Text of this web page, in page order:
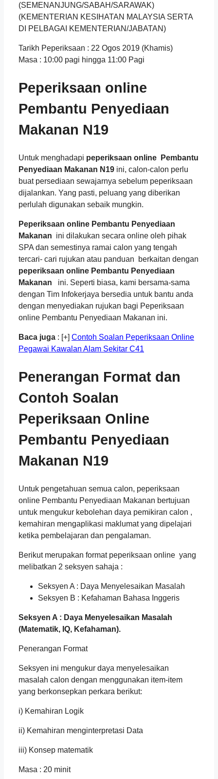
(SEMENANJUNG/SABAH/SARAWAK)
(KEMENTERIAN KESIHATAN MALAYSIA SERTA
DI PELBAGAI KEMENTERIAN/JABATAN)
Tarikh Peperiksaan : 22 Ogos 2019 (Khamis)
Masa : 10:00 pagi hingga 11:00 Pagi
Peperiksaan online
Pembantu Penyediaan
Makanan N19
Untuk menghadapi peperiksaan online Pembantu
Penyediaan Makanan N19 ini, calon-calon perlu
buat persediaan sewajarnya sebelum peperiksaan
dijalankan. Yang pasti, peluang yang diberikan
perlulah digunakan sebaik mungkin.
Peperiksaan online Pembantu Penyediaan
Makanan ini dilakukan secara online oleh pihak
SPA dan semestinya ramai calon yang tengah
tercari- cari rujukan atau panduan berkaitan dengan
peperiksaan online Pembantu Penyediaan
Makanan
ini. Seperti biasa, kami bersama-sama
dengan Tim Infokerjaya bersedia untuk bantu anda
dengan menyediakan rujukan bagi Peperiksaan
online Pembantu Penyediaan Makanan ini.
Baca juga : [+] Contoh Soalan Peperiksaan Online
Pegawai Kawalan Alam Sekitar C41
Penerangan Format dan
Contoh Soalan
Peperiksaan Online
Pembantu Penyediaan
Makanan N19
Untuk pengetahuan semua calon, peperiksaan
online Pembantu Penyediaan Makanan bertujuan
untuk mengukur kebolehan daya pemikiran calon ,
kemahiran mengaplikasi maklumat yang dipelajari
ketika pembelajaran dan pengalaman.
Berikut merupakan format peperiksaan online yang
melibatkan 2 seksyen sahaja :
Seksyen A : Daya Menyelesaikan Masalah
Seksyen B : Kefahaman Bahasa Inggeris
Seksyen A : Daya Menyelesaikan Masalah
(Matematik, IQ, Kefahaman).
Penerangan Format
Seksyen ini mengukur daya menyelesaikan
masalah calon dengan menggunakan item-item
yang berkonsepkan perkara berikut:
i) Kemahiran Logik
ii) Kemahiran menginterpretasi Data
iii) Konsep matematik
Masa : 20 minit